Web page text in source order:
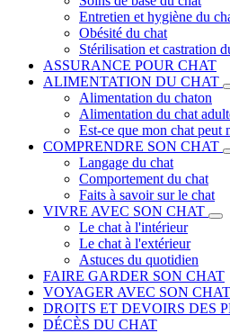
Entretien et hygiène du
Obésité du chat
Stérilisation et castration
ASSURANCE POUR CHAT
ALIMENTATION DU CHAT
Alimentation du chaton
Alimentation du chat
Est-ce que mon chat peut
COMPRENDRE SON CHAT
Langage du chat
Comportement du chat
Faits à savoir sur le chat
VIVRE AVEC SON CHAT
Le chat à l'intérieur
Le chat à l'extérieur
Astuces du quotidien
FAIRE GARDER SON CHAT
VOYAGER AVEC SON CHAT
DROITS ET DEVOIRS DES
DÉCÈS DU CHAT